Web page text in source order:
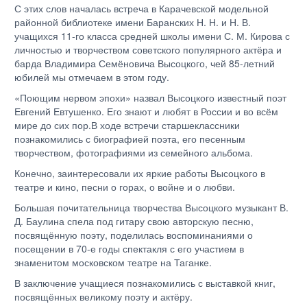
С этих слов началась встреча в Карачевской модельной
районной библиотеке имени Баранских Н. Н. и Н. В.
учащихся 11-го класса средней школы имени С. М. Кирова с
личностью и творчеством советского популярного актёра и
барда Владимира Семёновича Высоцкого, чей 85-летний
юбилей мы отмечаем в этом году.
«Поющим нервом эпохи» назвал Высоцкого известный поэт
Евгений Евтушенко. Его знают и любят в России и во всём
мире до сих пор.В ходе встречи старшеклассники
познакомились с биографией поэта, его песенным
творчеством, фотографиями из семейного альбома.
Конечно, заинтересовали их яркие работы Высоцкого в
театре и кино, песни о горах, о войне и о любви.
Большая почитательница творчества Высоцкого музыкант В.
Д. Баулина спела под гитару свою авторскую песню,
посвящённую поэту, поделилась воспоминаниями о
посещении в 70-е годы спектакля с его участием в
знаменитом московском театре на Таганке.
В заключение учащиеся познакомились с выставкой книг,
посвящённых великому поэту и актёру.